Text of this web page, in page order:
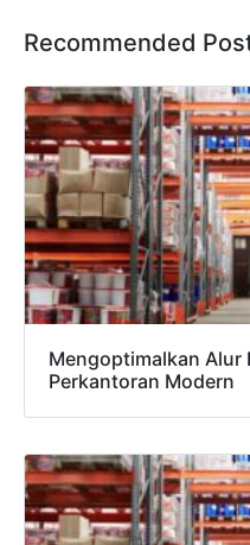
Recommended
Mengoptimalkan Alur
Perkantoran Modern